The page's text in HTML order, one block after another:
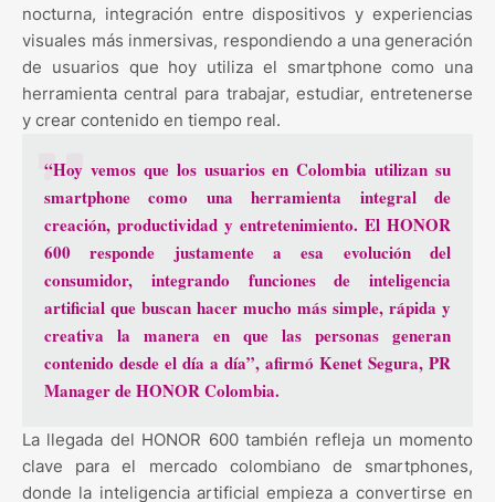
nocturna, integración entre dispositivos y experiencias
visuales más inmersivas, respondiendo a una generación
de usuarios que hoy utiliza el smartphone como una
herramienta central para trabajar, estudiar, entretenerse
y crear contenido en tiempo real.
“Hoy vemos que los usuarios en Colombia utilizan su
smartphone como una herramienta integral de
creación, productividad y entretenimiento. El HONOR
600 responde justamente a esa evolución del
consumidor, integrando funciones de inteligencia
artificial que buscan hacer mucho más simple, rápida y
creativa la manera en que las personas generan
contenido desde el día a día”, afirmó Kenet Segura, PR
Manager de HONOR Colombia.
La llegada del HONOR 600 también refleja un momento
clave para el mercado colombiano de smartphones,
donde la inteligencia artificial empieza a convertirse en